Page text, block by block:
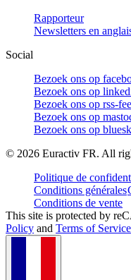
Rapporteur
Newsletters en
Social
Bezoek ons op
Bezoek ons op
Bezoek ons op rss-
Bezoek ons op
Bezoek ons op
© 2026 Euractiv FR. All
Politique de
Conditions générales
Conditions de vente
This site is protected by
Policy and Terms of Service